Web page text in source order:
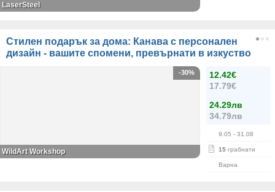
LaserSteel
Стилен подарък за дома: Канава с персонален
дизайн - вашите спомени, превърнати в изкуство
12.42€
17.79€
24.29лв
34.79лв
9.05 - 31.08
15 грабнати
Варна
-30%
WildArt Workshop